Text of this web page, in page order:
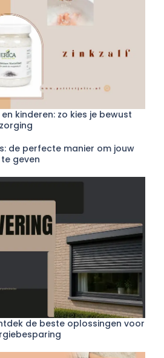
kinderen: zo kies je bewust
de perfecte manier om jouw
geven
de beste oplossingen voor